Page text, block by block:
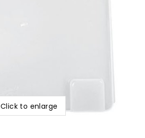
Click to enlarge